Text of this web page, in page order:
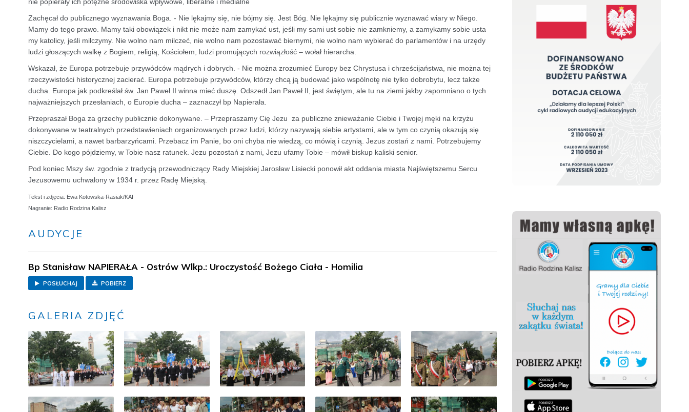
Zachęcał do publicznego wyznawania Boga. - Nie lękajmy się, nie bójmy się. Jest Bóg. Nie lękajmy się publicznie wyznawać wiary w Niego.
Mamy do tego prawo. Mamy taki obowiązek i nikt nie może nam zamykać ust, jeśli my sami ust sobie nie zamkniemy, a zamykamy sobie usta
my katolicy, jeśli milczymy. Nie wolno nam milczeć, nie wolno nam pozostawać biernymi, nie wolno nam wybierać do parlamentów i na urzędy
ludzi głoszących walkę z Bogiem, religią, Kościołem, ludzi promujących rozwiązłość – wołał hierarcha.
Wskazał, że Europa potrzebuje przywódców mądrych i dobrych. - Nie można zrozumieć Europy bez Chrystusa i chrześcijaństwa, nie można tej
rzeczywistości historycznej zacierać. Europa potrzebuje przywódców, którzy chcą ją budować jako wspólnotę nie tylko dobrobytu, lecz także
ducha. Europa jak podkreślał św. Jan Paweł II winna mieć duszę. Odszedł Jan Paweł II, jest świętym, ale tu na ziemi jakby zapomniano o tych
najważniejszych przesłaniach, o Europie ducha – zaznaczył bp Napierała.
Przepraszał Boga za grzechy publicznie dokonywane. – Przepraszamy Cię Jezu za publiczne znieważanie Ciebie i Twojej męki na krzyżu
dokonywane w teatralnych przedstawieniach organizowanych przez ludzi, którzy nazywają siebie artystami, ale w tym co czynią okazują się
niszczycielami, a nawet barbarzyńcami. Przebacz im Panie, bo oni chyba nie wiedzą, co mówią i czynią. Jezus zostań z nami. Potrzebujemy
Ciebie. Do kogo pójdziemy, w Tobie nasz ratunek. Jezu pozostań z nami, Jezu ufamy Tobie – mówił biskup kaliski senior.
Pod koniec Mszy św. zgodnie z tradycją przewodniczący Rady Miejskiej Jarosław Lisiecki ponowił akt oddania miasta Najświętszemu Sercu
Jezusowemu uchwalony w 1934 r. przez Radę Miejską.
Tekst i zdjęcia: Ewa Kotowska-Rasiak/KAI
Nagranie: Radio Rodzina Kalisz
AUDYCJE
Bp Stanisław NAPIERAŁA - Ostrów Wlkp.: Uroczystość Bożego Ciała - Homilia
POSŁUCHAJ POBIERZ
GALERIA ZDJĘĆ